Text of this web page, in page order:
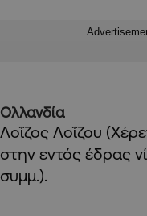
Ολλανδία
Λοΐζος Λοΐζου
στην εντός έδρας
συμμ.).